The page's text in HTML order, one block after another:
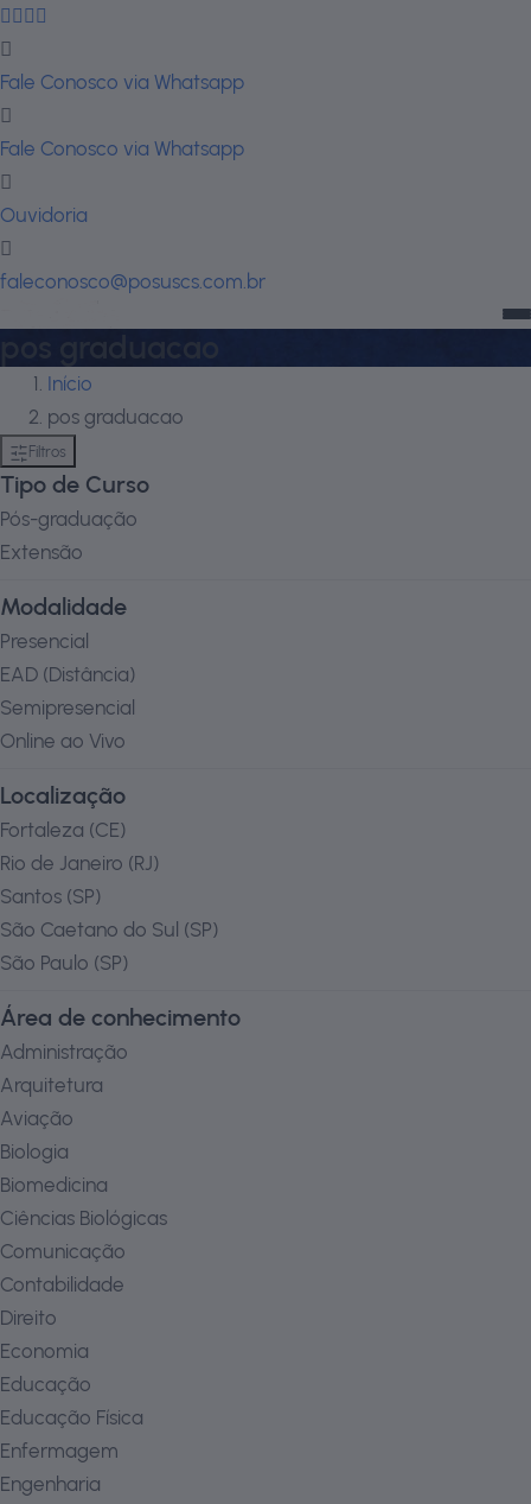
Fale Conosco via Whatsapp
Fale Conosco via Whatsapp
Ouvidoria
faleconosco@posuscs.com.br
Início
pos graduacao
Filtros
Tipo de Curso
Pós-graduação
Extensão
Modalidade
Presencial
EAD (Distância)
Semipresencial
Online ao Vivo
Localização
Fortaleza (CE)
Rio de Janeiro (RJ)
Santos (SP)
São Caetano do Sul (SP)
São Paulo (SP)
Área de conhecimento
Administração
Arquitetura
Aviação
Biologia
Biomedicina
Ciências Biológicas
Comunicação
Contabilidade
Direito
Economia
Educação
Educação Física
Enfermagem
Engenharia